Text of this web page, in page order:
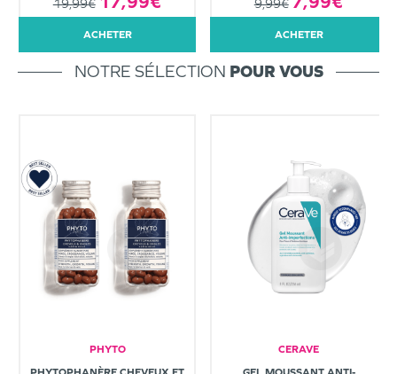
19,99€
ACHETER
9,99€
ACHETER
NOTRE SÉLECTION POUR VOUS
PHYTO
CERAVE